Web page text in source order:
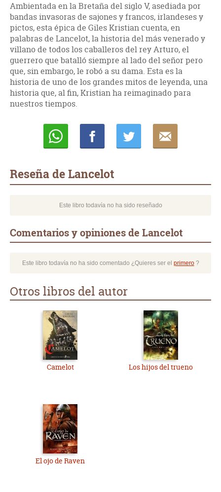
Ambientada en la Bretaña del siglo V, asediada por
bandas invasoras de sajones y francos, irlandeses y
pictos, esta épica de Giles Kristian cuenta, en
palabras de Lancelot, la historia del más venerado y
villano de todos los caballeros del rey Arturo, el
guerrero que batalló siempre al lado del señor pero
que, sin embargo, le robó a su dama. Esta es la
historia de uno de los grandes mitos de leyenda, una
historia que, al fin, Kristian ha reimaginado para
nuestros tiempos.
Reseña de Lancelot
Este libro todavía no ha sido reseñado
Comentarios y opiniones de Lancelot
Este libro todavía no ha sido comentado ¿Quieres ser el primero?
Otros libros del autor
Camelot Los hijos del trueno
El ojo de Raven